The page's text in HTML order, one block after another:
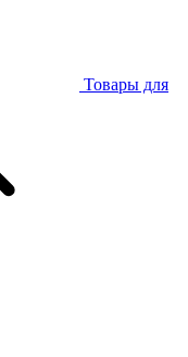
Товары для